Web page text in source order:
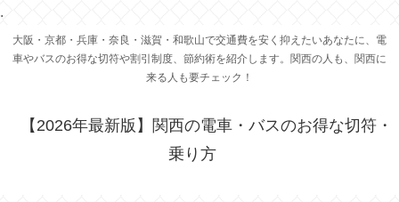
.
大阪・京都・兵庫・奈良・滋賀・和歌山で交通費を安く抑えたいあなたに、電
車やバスのお得な切符や割引制度、節約術を紹介します。関西の人も、関西に
来る人も要チェック！
【2026年最新版】関西の電車・バスのお得な切符・
乗り方